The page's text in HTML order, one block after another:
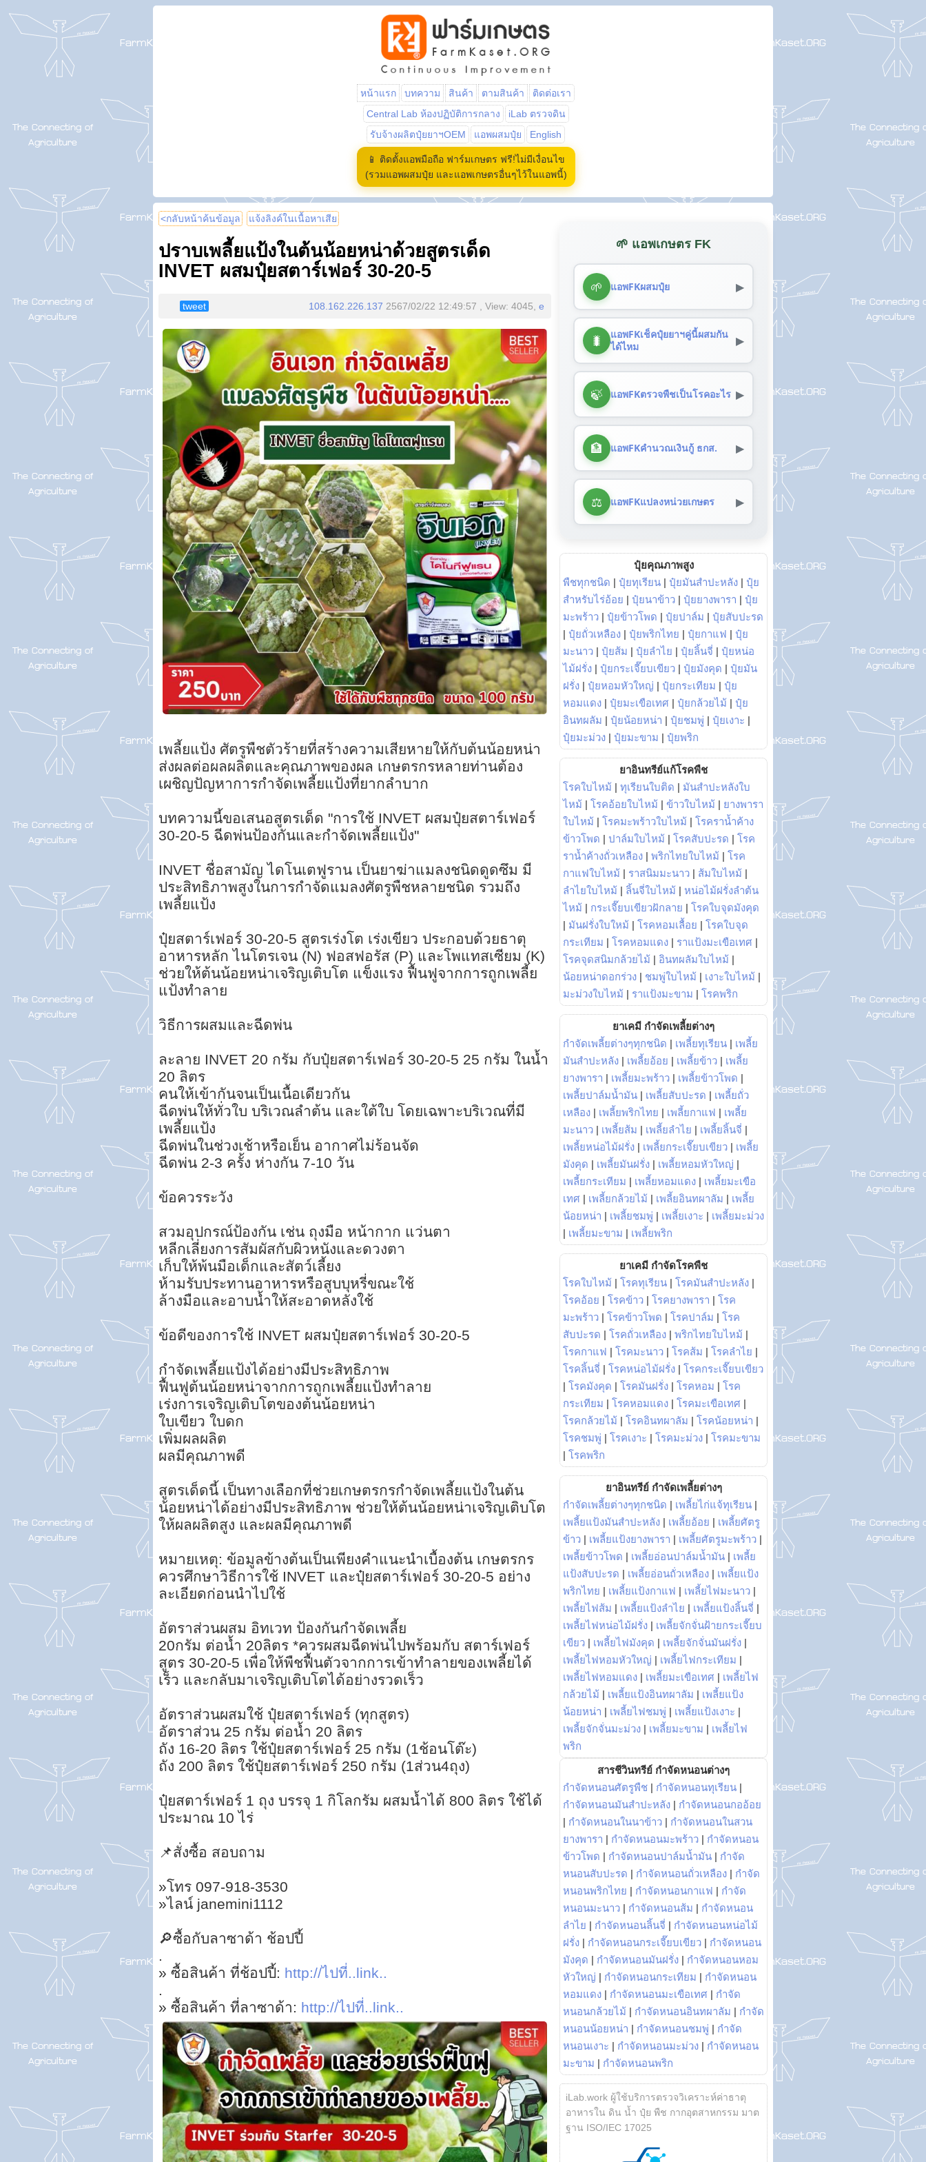
หน้าแรก บทความ สินค้า ตามสินค้า
ติดต่อเรา
Central Lab ห้องปฏิบัติการกลาง
iLab ตรวจดิน
รับจ้างผลิตปุ๋ยยาฯOEM
แอพผสมปุ๋ย English
📱 ติดตั้งแอพมือถือ ฟาร์มเกษตร ฟรี!ไม่มีเงื่อนไข
(รวมแอพผสมปุ๋ย และแอพเกษตรอื่นๆไว้ในแอพนี้)
<กลับหน้าค้นข้อมูล แจ้งลิงค์ในเนื้อหาเสีย
ปราบเพลี้ยแป้งในต้นน้อยหน่าด้วยสูตรเด็ด
INVET ผสมปุ๋ยสตาร์เฟอร์ 30-20-5
tweet 108.162.226.137 2567/02/22 12:49:57 , View: 4045, e
เพลี้ยแป้ง ศัตรูพืชตัวร้ายที่สร้างความเสียหายให้กับต้นน้อยหน่า
ส่งผลต่อผลผลิตและคุณภาพของผล เกษตรกรหลายท่านต้อง
เผชิญปัญหาการกำจัดเพลี้ยแป้งที่ยากลำบาก
บทความนี้ขอเสนอสูตรเด็ด "การใช้ INVET ผสมปุ๋ยสตาร์เฟอร์
30-20-5 ฉีดพ่นป้องกันและกำจัดเพลี้ยแป้ง"
INVET ชื่อสามัญ ไดโนเตฟูราน เป็นยาฆ่าแมลงชนิดดูดซึม มี
ประสิทธิภาพสูงในการกำจัดแมลงศัตรูพืชหลายชนิด รวมถึง
เพลี้ยแป้ง
ปุ๋ยสตาร์เฟอร์ 30-20-5 สูตรเร่งโต เร่งเขียว ประกอบด้วยธาตุ
อาหารหลัก ไนโตรเจน (N) ฟอสฟอรัส (P) และโพแทสเซียม (K)
ช่วยให้ต้นน้อยหน่าเจริญเติบโต แข็งแรง ฟื้นฟูจากการถูกเพลี้ย
แป้งทำลาย
วิธีการผสมและฉีดพ่น
ละลาย INVET 20 กรัม กับปุ๋ยสตาร์เฟอร์ 30-20-5 25 กรัม ในน้ำ
20 ลิตร
คนให้เข้ากันจนเป็นเนื้อเดียวกัน
ฉีดพ่นให้ทั่วใบ บริเวณลำต้น และใต้ใบ โดยเฉพาะบริเวณที่มี
เพลี้ยแป้ง
ฉีดพ่นในช่วงเช้าหรือเย็น อากาศไม่ร้อนจัด
ฉีดพ่น 2-3 ครั้ง ห่างกัน 7-10 วัน
ข้อควรระวัง
สวมอุปกรณ์ป้องกัน เช่น ถุงมือ หน้ากาก แว่นตา
หลีกเลี่ยงการสัมผัสกับผิวหนังและดวงตา
เก็บให้พ้นมือเด็กและสัตว์เลี้ยง
ห้ามรับประทานอาหารหรือสูบบุหรี่ขณะใช้
ล้างมือและอาบน้ำให้สะอาดหลังใช้
ข้อดีของการใช้ INVET ผสมปุ๋ยสตาร์เฟอร์ 30-20-5
กำจัดเพลี้ยแป้งได้อย่างมีประสิทธิภาพ
ฟื้นฟูต้นน้อยหน่าจากการถูกเพลี้ยแป้งทำลาย
เร่งการเจริญเติบโตของต้นน้อยหน่า
ใบเขียว ใบดก
เพิ่มผลผลิต
ผลมีคุณภาพดี
สูตรเด็ดนี้ เป็นทางเลือกที่ช่วยเกษตรกรกำจัดเพลี้ยแป้งในต้น
น้อยหน่าได้อย่างมีประสิทธิภาพ ช่วยให้ต้นน้อยหน่าเจริญเติบโต
ให้ผลผลิตสูง และผลมีคุณภาพดี
หมายเหตุ: ข้อมูลข้างต้นเป็นเพียงคำแนะนำเบื้องต้น เกษตรกร
ควรศึกษาวิธีการใช้ INVET และปุ๋ยสตาร์เฟอร์ 30-20-5 อย่าง
ละเอียดก่อนนำไปใช้
อัตราส่วนผสม อิทเวท ป้องกันกำจัดเพลี้ย
20กรัม ต่อน้ำ 20ลิตร *ควรผสมฉีดพ่นไปพร้อมกับ สตาร์เฟอร์
สูตร 30-20-5 เพื่อให้พืชฟื้นตัวจากการเข้าทำลายของเพลี้ยได้
เร็ว และกลับมาเจริญเติบโตได้อย่างรวดเร็ว
อัตราส่วนผสมใช้ ปุ๋ยสตาร์เฟอร์ (ทุกสูตร)
อัตราส่วน 25 กรัม ต่อน้ำ 20 ลิตร
ถัง 16-20 ลิตร ใช้ปุ๋ยสตาร์เฟอร์ 25 กรัม (1ช้อนโต๊ะ)
ถัง 200 ลิตร ใช้ปุ๋ยสตาร์เฟอร์ 250 กรัม (1ส่วน4ถุง)
ปุ๋ยสตาร์เฟอร์ 1 ถุง บรรจุ 1 กิโลกรัม ผสมน้ำได้ 800 ลิตร ใช้ได้
ประมาณ 10 ไร่
📌สั่งซื้อ สอบถาม
»โทร 097-918-3530
»ไลน์ janemini1112
🔎ซื้อกับลาซาด้า ช้อปปี้
.
» ซื้อสินค้า ที่ช้อปปี้: http://ไปที่..link..
.
» ซื้อสินค้า ที่ลาซาด้า: http://ไปที่..link..
🌱 แอพเกษตร FK
🌱 แอพFKผสมปุ๋ย ▶
🐛
แอพFKเช็คปุ๋ยยาฯคู่นี้ผสมกัน
ได้ไหม
▶
🍃 แอพFKตรวจพืชเป็นโรคอะไร ▶
🏦 แอพFKคำนวณเงินกู้ ธกส. ▶
⚖️ แอพFKแปลงหน่วยเกษตร ▶
ปุ๋ยคุณภาพสูง
พืชทุกชนิด | ปุ๋ยทุเรียน | ปุ๋ยมันสำปะหลัง | ปุ๋ย
สำหรับไร่อ้อย | ปุ๋ยนาข้าว | ปุ๋ยยางพารา | ปุ๋ย
มะพร้าว | ปุ๋ยข้าวโพด | ปุ๋ยปาล์ม | ปุ๋ยสับปะรด
| ปุ๋ยถั่วเหลือง | ปุ๋ยพริกไทย | ปุ๋ยกาแฟ | ปุ๋ย
มะนาว | ปุ๋ยส้ม | ปุ๋ยลำไย | ปุ๋ยลิ้นจี่ | ปุ๋ยหน่อ
ไม้ฝรั่ง | ปุ๋ยกระเจี๊ยบเขียว | ปุ๋ยมังคุด | ปุ๋ยมัน
ฝรั่ง | ปุ๋ยหอมหัวใหญ่ | ปุ๋ยกระเทียม | ปุ๋ย
หอมแดง | ปุ๋ยมะเขือเทศ | ปุ๋ยกล้วยไม้ | ปุ๋ย
อินทผลัม | ปุ๋ยน้อยหน่า | ปุ๋ยชมพู่ | ปุ๋ยเงาะ |
ปุ๋ยมะม่วง | ปุ๋ยมะขาม | ปุ๋ยพริก
ยาอินทรีย์แก้โรคพืช
โรคใบไหม้ | ทุเรียนใบติด | มันสำปะหลังใบ
ไหม้ | โรคอ้อยใบไหม้ | ข้าวใบไหม้ | ยางพารา
ใบไหม้ | โรคมะพร้าวใบไหม้ | โรคราน้ำค้าง
ข้าวโพด | ปาล์มใบไหม้ | โรคสับปะรด | โรค
ราน้ำค้างถั่วเหลือง | พริกไทยใบไหม้ | โรค
กาแฟใบไหม้ | ราสนิมมะนาว | ส้มใบไหม้ |
ลำไยใบไหม้ | ลิ้นจี่ใบไหม้ | หน่อไม้ฝรั่งลำต้น
ไหม้ | กระเจี๊ยบเขียวฝักลาย | โรคใบจุดมังคุด
| มันฝรั่งใบใหม้ | โรคหอมเลื้อย | โรคใบจุด
กระเทียม | โรคหอมแดง | ราแป้งมะเขือเทศ |
โรคจุดสนิมกล้วยไม้ | อินทผลัมใบไหม้ |
น้อยหน่าดอกร่วง | ชมพู่ใบไหม้ | เงาะใบไหม้ |
มะม่วงใบไหม้ | ราแป้งมะขาม | โรคพริก
ยาเคมี กำจัดเพลี้ยต่างๆ
กำจัดเพลี้ยต่างๆทุกชนิด | เพลี้ยทุเรียน | เพลี้ย
มันสำปะหลัง | เพลี้ยอ้อย | เพลี้ยข้าว | เพลี้ย
ยางพารา | เพลี้ยมะพร้าว | เพลี้ยข้าวโพด |
เพลี้ยปาล์มน้ำมัน | เพลี้ยสับปะรด | เพลี้ยถั่ว
เหลือง | เพลี้ยพริกไทย | เพลี้ยกาแฟ | เพลี้ย
มะนาว | เพลี้ยส้ม | เพลี้ยลำไย | เพลี้ยลิ้นจี่ |
เพลี้ยหน่อไม้ฝรั่ง | เพลี้ยกระเจี๊ยบเขียว | เพลี้ย
มังคุด | เพลี้ยมันฝรั่ง | เพลี้ยหอมหัวใหญ่ |
เพลี้ยกระเทียม | เพลี้ยหอมแดง | เพลี้ยมะเขือ
เทศ | เพลี้ยกล้วยไม้ | เพลี้ยอินทผาลัม | เพลี้ย
น้อยหน่า | เพลี้ยชมพู่ | เพลี้ยเงาะ | เพลี้ยมะม่วง
| เพลี้ยมะขาม | เพลี้ยพริก
ยาเคมี กำจัดโรคพืช
โรคใบไหม้ | โรคทุเรียน | โรคมันสำปะหลัง |
โรคอ้อย | โรคข้าว | โรคยางพารา | โรค
มะพร้าว | โรคข้าวโพด | โรคปาล์ม | โรค
สับปะรด | โรคถั่วเหลือง | พริกไทยใบไหม้ |
โรคกาแฟ | โรคมะนาว | โรคส้ม | โรคลำไย |
โรคลิ้นจี่ | โรคหน่อไม้ฝรั่ง | โรคกระเจี๊ยบเขียว
| โรคมังคุด | โรคมันฝรั่ง | โรคหอม | โรค
กระเทียม | โรคหอมแดง | โรคมะเขือเทศ |
โรคกล้วยไม้ | โรคอินทผาลัม | โรคน้อยหน่า |
โรคชมพู่ | โรคเงาะ | โรคมะม่วง | โรคมะขาม
| โรคพริก
ยาอินทรีย์ กำจัดเพลี้ยต่างๆ
กำจัดเพลี้ยต่างๆทุกชนิด | เพลี้ยไก่แจ้ทุเรียน |
เพลี้ยแป้งมันสำปะหลัง | เพลี้ยอ้อย | เพลี้ยศัตรู
ข้าว | เพลี้ยแป้งยางพารา | เพลี้ยศัตรูมะพร้าว |
เพลี้ยข้าวโพด | เพลี้ยอ่อนปาล์มน้ำมัน | เพลี้ย
แป้งสับปะรด | เพลี้ยอ่อนถั่วเหลือง | เพลี้ยแป้ง
พริกไทย | เพลี้ยแป้งกาแฟ | เพลี้ยไฟมะนาว |
เพลี้ยไฟส้ม | เพลี้ยแป้งลำไย | เพลี้ยแป้งลิ้นจี่ |
เพลี้ยไฟหน่อไม้ฝรั่ง | เพลี้ยจักจั่นฝ้ายกระเจี๊ยบ
เขียว | เพลี้ยไฟมังคุด | เพลี้ยจักจั่นมันฝรั่ง |
เพลี้ยไฟหอมหัวใหญ่ | เพลี้ยไฟกระเทียม |
เพลี้ยไฟหอมแดง | เพลี้ยมะเขือเทศ | เพลี้ยไฟ
กล้วยไม้ | เพลี้ยแป้งอินทผาลัม | เพลี้ยแป้ง
น้อยหน่า | เพลี้ยไฟชมพู่ | เพลี้ยแป้งเงาะ |
เพลี้ยจักจั่นมะม่วง | เพลี้ยมะขาม | เพลี้ยไฟ
พริก
สารชีวินทรีย์ กำจัดหนอนต่างๆ
กำจัดหนอนศัตรูพืช | กำจัดหนอนทุเรียน |
กำจัดหนอนมันสำปะหลัง | กำจัดหนอนกออ้อย
| กำจัดหนอนในนาข้าว | กำจัดหนอนในสวน
ยางพารา | กำจัดหนอนมะพร้าว | กำจัดหนอน
ข้าวโพด | กำจัดหนอนปาล์มน้ำมัน | กำจัด
หนอนสับปะรด | กำจัดหนอนถั่วเหลือง | กำจัด
หนอนพริกไทย | กำจัดหนอนกาแฟ | กำจัด
หนอนมะนาว | กำจัดหนอนส้ม | กำจัดหนอน
ลำไย | กำจัดหนอนลิ้นจี่ | กำจัดหนอนหน่อไม้
ฝรั่ง | กำจัดหนอนกระเจี๊ยบเขียว | กำจัดหนอน
มังคุด | กำจัดหนอนมันฝรั่ง | กำจัดหนอนหอม
หัวใหญ่ | กำจัดหนอนกระเทียม | กำจัดหนอน
หอมแดง | กำจัดหนอนมะเขือเทศ | กำจัด
หนอนกล้วยไม้ | กำจัดหนอนอินทผาลัม | กำจัด
หนอนน้อยหน่า | กำจัดหนอนชมพู่ | กำจัด
หนอนเงาะ | กำจัดหนอนมะม่วง | กำจัดหนอน
มะขาม | กำจัดหนอนพริก
iLab.work ผู้ใช้บริการตรวจวิเคราะห์ค่าธาตุ
อาหารใน ดิน น้ำ ปุ๋ย พืช กากอุตสาหกรรม มาต
ฐาน ISO/IEC 17025